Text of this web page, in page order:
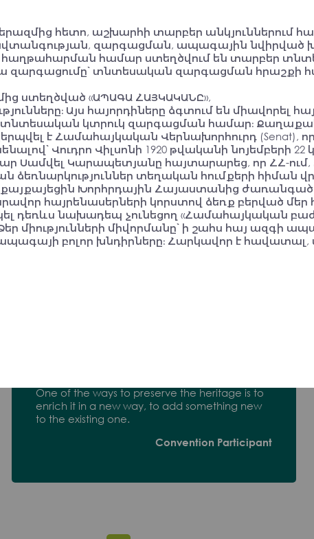
concepts and programs. The minimum is the
preservation and evaluation of the existing
state. The maximum is that which can be
reached in principle and can be achieved in
practice.
Convention Participant
Ո՞վ է հայը։ Շատ լայն պիտի նայենք այդ
հարցի պատասխանին։ Ով իրեն հայ է
համարում, մենք պետք է ընդունենք, որ
նա հայ է։ Օրինակ՝ ընտանիքի մի մասը
հայ է կամ հատուկ հետաքրքրություն
One of the ways to preserve the heritage is to
enrich it in a new way, to add something new
to the existing one.
Convention Participant
հետո, աշխարհի տարբեր անկյուններում
զարգացման, ապագային նվիրված
հաղթահարման համար ստեղծվում են տարբեր
տնտեսական զարգացման հրաշքի
ստեղծված «ԱՊԱԳԱ ՀԱՅԿԱԿԱՆԸ»,
Այս հայորդիները ձգտում են միավորել
տնտեսական կտրուկ զարգացման համար։
է Համահայկական Վերնախորհուրդ (Senat),
Վուդրո Վիլսոնի 1920 թվականի նոյեմբերի
Սամվել Կարապետյանը հայտարարեց, որ ՀՀ-ում,
տեղական հումքերի հիման
Խորհրդային Հայաստանից ժառանգած
հայրենասերների կորստով ձեռք բերված մեր
նախադեպ չունեցող «Համահայկական
Ձեր միությունների միվորմանը՝ ի շահս հայ
բոլոր խնդիրները։ Հարկավոր է հավատալ,